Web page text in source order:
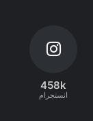
458k
انستجرام